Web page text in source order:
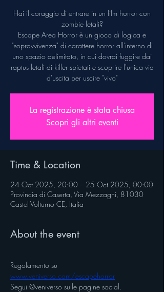
Hai il coraggio di entrare in un film horror con
zombie letali?
Escape Area Horror è un gioco di logica e
"sopravvivenza" di carattere horror all'interno di
uno spazio delimitato, in cui dovrai fuggire dai
raptus letali di killer spietati e scoprire l'unica via
d'uscita per uscire "vivo"
La registrazione è stata chiusa
Scopri gli altri eventi
Time & Location
24 Oct 2025, 20:00 – 25 Oct 2025, 00:00
Provincia di Caserta, Via Mezzagni, 81030
Castel Volturno CE, Italia
About the event
Regolamento su
www.veniverso.com/escapehorror
Segui @veniverso sulle pagine social.